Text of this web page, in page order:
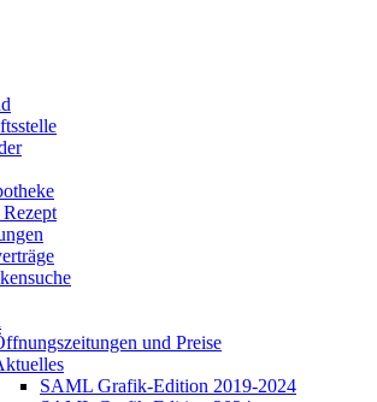
und Preise
SAML Grafik-Edition 2019-2024